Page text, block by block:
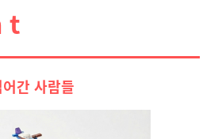
t
간 사람들